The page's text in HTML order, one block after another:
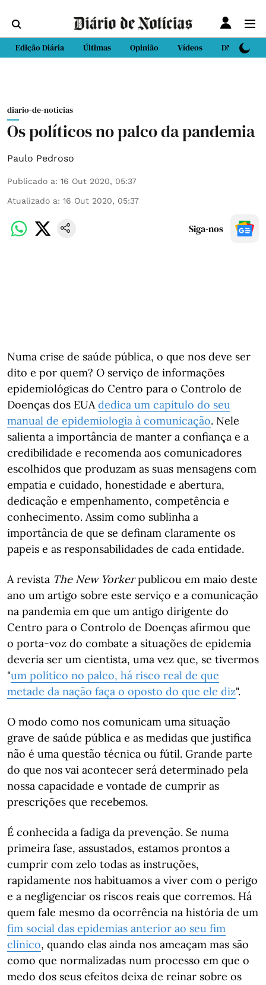
Edição Diária Últimas Opinião Vídeos DN Sport
diario-de-noticias
Os políticos no palco da pandemia
Paulo Pedroso
Publicado a: 16 Out 2020, 05:37
Atualizado a: 16 Out 2020, 05:37
Siga-nos
Numa crise de saúde pública, o que nos deve ser
dito e por quem? O serviço de informações
epidemiológicas do Centro para o Controlo de
Doenças dos EUAdedica um capítulo do seu
manual de epidemiologia à comunicação. Nele
salienta a importância de manter a confiança e a
credibilidade e recomenda aos comunicadores
escolhidos que produzam as suas mensagens com
empatia e cuidado, honestidade e abertura,
dedicação e empenhamento, competência e
conhecimento. Assim como sublinha a
importância de que se definam claramente os
papeis e as responsabilidades de cada entidade.
A revista The New Yorkerpublicou em maio deste
ano um artigo sobre este serviço e a comunicação
na pandemia em que um antigo dirigente do
Centro para o Controlo de Doenças afirmou que
o porta-voz do combate a situações de epidemia
deveria ser um cientista, uma vez que, se tivermos
"um político no palco, há risco real de que
metade da nação faça o oposto do que ele diz".
O modo como nos comunicam uma situação
grave de saúde pública e as medidas que justifica
não é uma questão técnica ou fútil. Grande parte
do que nos vai acontecer será determinado pela
nossa capacidade e vontade de cumprir as
prescrições que recebemos.
É conhecida a fadiga da prevenção. Se numa
primeira fase, assustados, estamos prontos a
cumprir com zelo todas as instruções,
rapidamente nos habituamos a viver com o perigo
e a negligenciar os riscos reais que corremos. Há
quem fale mesmo da ocorrência na história de um
fim social das epidemias anterior ao seu fim
clínico, quando elas ainda nos ameaçam mas são
como que normalizadas num processo em que o
medo dos seus efeitos deixa de reinar sobre os